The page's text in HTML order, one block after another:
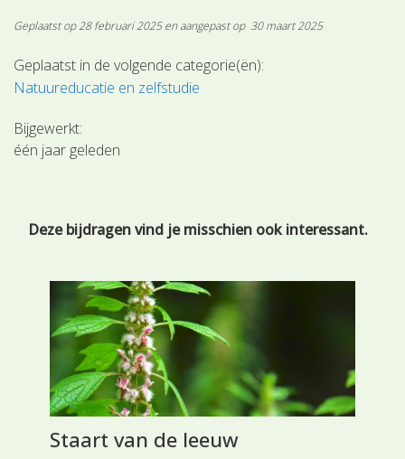
Geplaatst op 28 februari 2025 en aangepast op 30 maart 2025
Geplaatst in de volgende categorie(ën):
Natuureducatie en zelfstudie
Bijgewerkt:
één jaar geleden
Deze bijdragen vind je misschien ook interessant.
Staart van de leeuw